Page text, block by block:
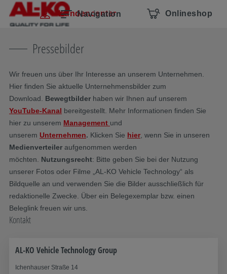
Navigation überspringen
Zum Hauptcontent
Zur Hauptnavigation springen
Inhaltsverzeichnis Navigation
Kundencenter Onlineshop
Pressebilder
Wir freuen uns über Ihr Interesse an unserem Unternehmen.
Hier finden Sie aktuelle Unternehmensbilder zum
Download. Bewegtbilder haben wir Ihnen auf unserem
YouTube-Kanal bereitgestellt. Mehr Informationen finden Sie
hier zu unserem Management und
unserem Unternehmen. Klicken Sie hier, wenn Sie in unseren
Medienverteiler aufgenommen werden
möchten. Nutzungsrecht: Bitte geben Sie bei der Nutzung
unserer Fotos oder Filme „AL-KO Vehicle Technology“ als
Bildquelle an und verwenden Sie die Bilder ausschließlich für
redaktionelle Zwecke. Über ein Belegexemplar bzw. einen
Beleglink freuen wir uns.
Kontakt
AL-KO Vehicle Technology Group
Ichenhauser Straße 14